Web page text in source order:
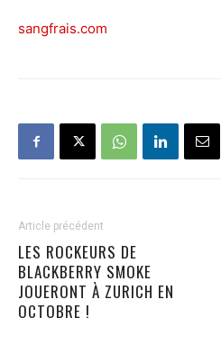
sangfrais.com
Article précédent
LES ROCKEURS DE
BLACKBERRY SMOKE
JOUERONT À ZURICH EN
OCTOBRE !